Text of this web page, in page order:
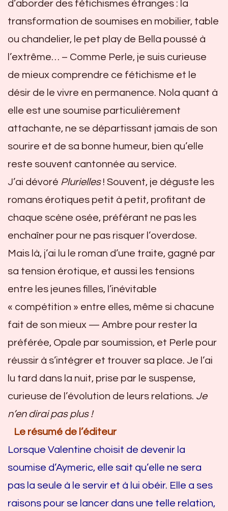
d’aborder des fétichismes étranges : la
transformation de soumises en mobilier, table
ou chandelier, le pet play de Bella poussé à
l’extrême… – Comme Perle, je suis curieuse
de mieux comprendre ce fétichisme et le
désir de le vivre en permanence. Nola quant à
elle est une soumise particulièrement
attachante, ne se départissant jamais de son
sourire et de sa bonne humeur, bien qu’elle
reste souvent cantonnée au service.
J’ai dévoré Plurielles! Souvent, je déguste les
romans érotiques petit à petit, profitant de
chaque scène osée, préférant ne pas les
enchaîner pour ne pas risquer l’overdose.
Mais là, j’ai lu le roman d’une traite, gagné par
sa tension érotique, et aussi les tensions
entre les jeunes filles, l’inévitable
« compétition » entre elles, même si chacune
fait de son mieux — Ambre pour rester la
préférée, Opale par soumission, et Perle pour
réussir à s’intégrer et trouver sa place. Je l’ai
lu tard dans la nuit, prise par le suspense,
curieuse de l’évolution de leurs relations. Je
n’en dirai pas plus !
Le résumé de l’éditeur
Lorsque Valentine choisit de devenir la
soumise d’Aymeric, elle sait qu’elle ne sera
pas la seule à le servir et à lui obéir. Elle a ses
raisons pour se lancer dans une telle relation,